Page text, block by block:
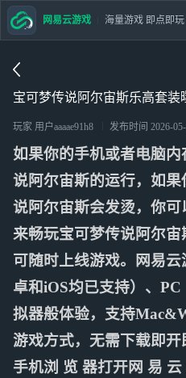
宝可梦传说阿尔宙斯乐高套装
玩家 用户aaaae91h8 发布时间 2026-
如果你的手机或者电脑
说阿尔宙斯的运行，如
说阿尔宙斯会发烫，你
来畅玩宝可梦传说阿尔
可随时上线游戏。网易
卓和iOS均已支持）、
拟器般体验，支持
游戏方式，无需下载即
手机浏 览 器打开网 易
网易云游戏 海量游戏 即点即玩